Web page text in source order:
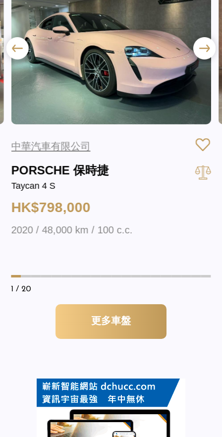
中華汽車有限公司
PORSCHE 保時捷
Taycan 4 S
HK$798,000
2020 / 48,000 km / 100 c.c.
1 / 20
更多車盤